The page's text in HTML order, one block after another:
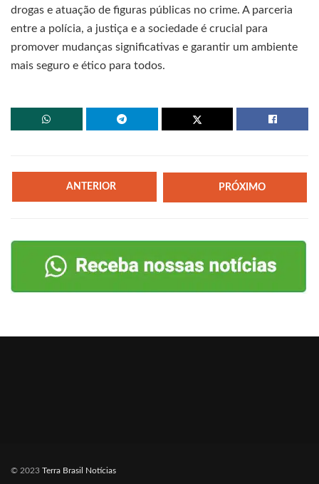
drogas e atuação de figuras públicas no crime. A parceria
entre a polícia, a justiça e a sociedade é crucial para
promover mudanças significativas e garantir um ambiente
mais seguro e ético para todos.
ANTERIOR PRÓXIMO
© 2023 Terra Brasil Notícias